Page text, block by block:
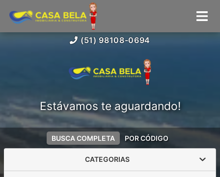
(51) 98108-0694
Estávamos te aguardando!
BUSCA COMPLETA POR CÓDIGO
CATEGORIAS